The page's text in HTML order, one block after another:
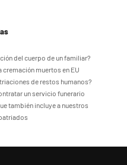
del cuerpo de un familiar?
muertos en EU
de restos humanos?
un servicio funerario
también incluye a nuestros